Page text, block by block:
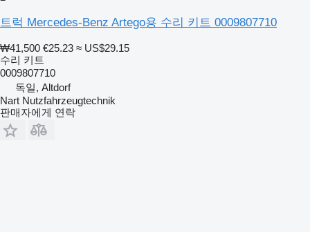
트럭 Mercedes-Benz Artego용 수리 키트 0009807710
₩41,500 €25.23 ≈ US$29.15
수리 키트
0009807710
독일, Altdorf
Nart Nutzfahrzeugtechnik
판매자에게 연락